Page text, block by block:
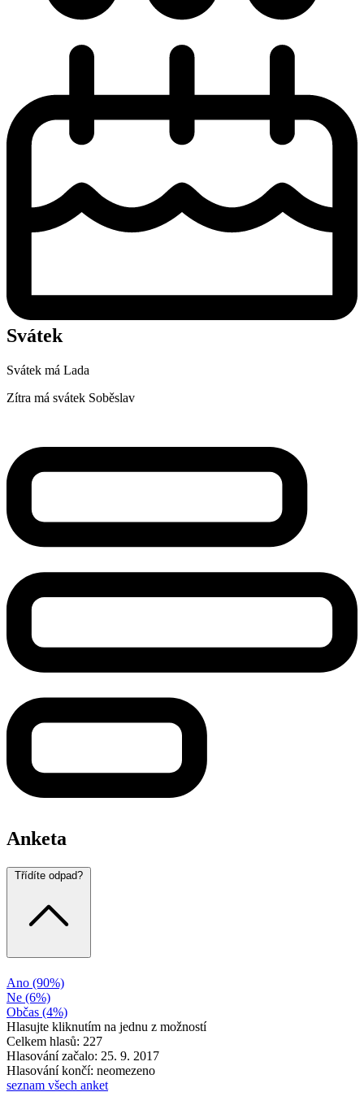
Svátek
Svátek má Lada
Zítra má svátek Soběslav
Anketa
Třídíte odpad?
Ano (90%)
Ne (6%)
Občas (4%)
Hlasujte kliknutím na jednu z možností
Celkem hlasů: 227
Hlasování začalo: 25. 9. 2017
Hlasování končí: neomezeno
seznam všech anket